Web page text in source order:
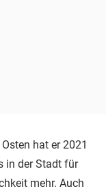
hat er 2021
in der Stadt für
mehr. Auch